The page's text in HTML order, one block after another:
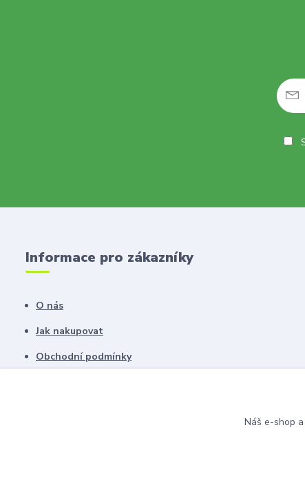
Informace pro zákazníky
O nás
Jak nakupovat
Obchodní podmínky
Náš e-shop